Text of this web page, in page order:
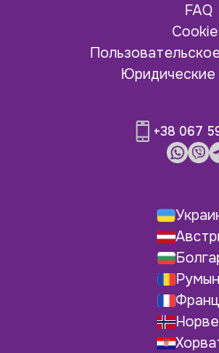
FAQ
Юридические
+38 067